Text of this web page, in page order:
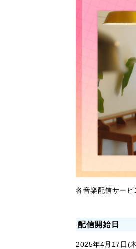
各音楽配信サービ
配信開始日
2025年4月17日(